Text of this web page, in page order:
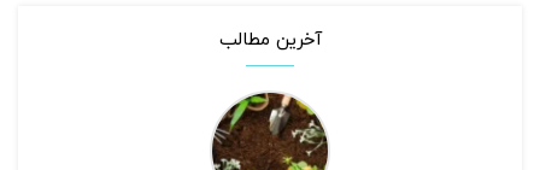
آخرین مطالب